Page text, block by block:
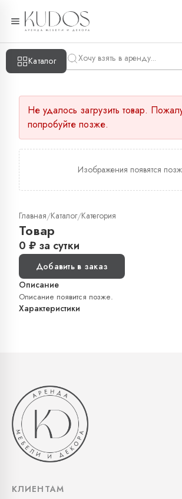
Каталог
Не удалось загрузить товар.
попробуйте позже.
Изображения появятся
Главная/Каталог/Категория
Товар
0 ₽ за сутки
Добавить в заказ
Описание
Описание появится позже.
Характеристики
КЛИЕНТАМ